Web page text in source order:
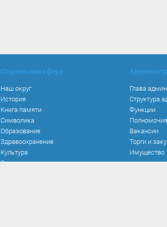
Социальная сфера
Наш округ
История
Книга памяти
Символика
Образование
Здравоохранение
Культура
Спорт
Глава
Структура
Функции
Полномочия
Вакансии
Торги и
Имущество